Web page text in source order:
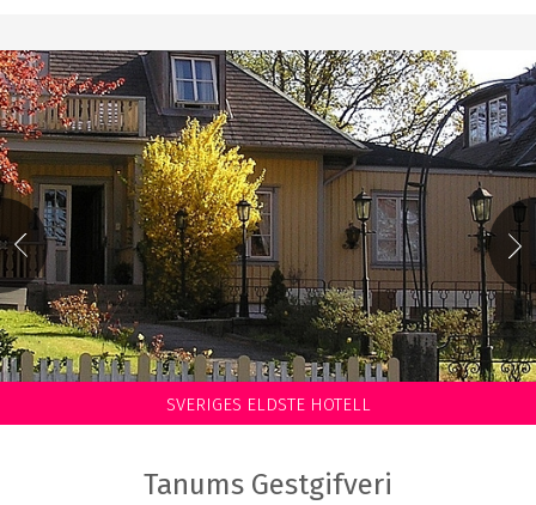
SVERIGES ELDSTE HOTELL
Tanums Gestgifveri